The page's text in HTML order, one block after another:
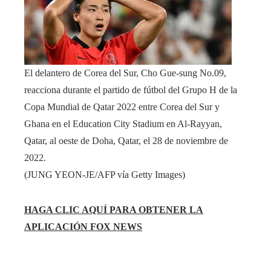
El delantero de Corea del Sur, Cho Gue-sung No.09,
reacciona durante el partido de fútbol del Grupo H de la
Copa Mundial de Qatar 2022 entre Corea del Sur y
Ghana en el Education City Stadium en Al-Rayyan,
Qatar, al oeste de Doha, Qatar, el 28 de noviembre de
2022.
(JUNG YEON-JE/AFP vía Getty Images)
HAGA CLIC AQUÍ PARA OBTENER LA
APLICACIÓN FOX NEWS